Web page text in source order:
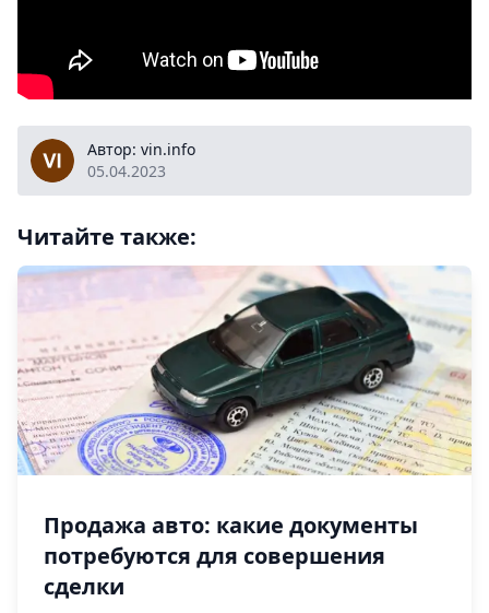
vin.infoАвтор: vin.info
05.04.2023
Читайте также:
Продажа авто: какие документы
потребуются для совершения
сделки